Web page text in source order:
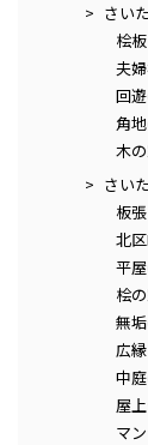
さい
桧
夫
回
角
木
さい
板
北
平
桧
無
広
中
屋
マ